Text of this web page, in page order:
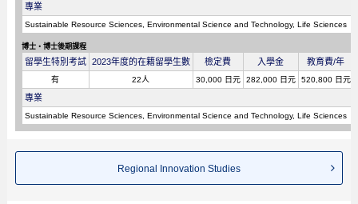
專業
Sustainable Resource Sciences, Environmental Science and Technology, Life Sciences
博士・博士後期課程
留學生特別考試 2023年度的在籍留學生數 檢定費 入學金 教育費/年
有 22人 30,000 日元 282,000 日元 520,800 日元
專業
Sustainable Resource Sciences, Environmental Science and Technology, Life Sciences
Regional Innovation Studies